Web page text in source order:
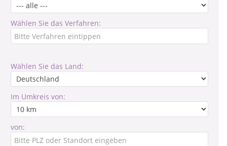
Wählen Sie das Verfahren:
Wählen Sie das Land:
Im Umkreis von:
von: